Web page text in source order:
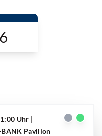
Uhr |
BANK Pavillon